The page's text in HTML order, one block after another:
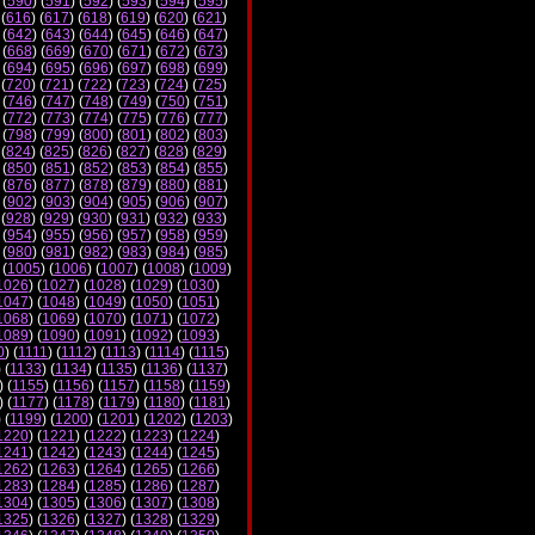
616) (617) (618) (619) (620) (621)
642) (643) (644) (645) (646) (647)
668) (669) (670) (671) (672) (673)
694) (695) (696) (697) (698) (699)
720) (721) (722) (723) (724) (725)
746) (747) (748) (749) (750) (751)
772) (773) (774) (775) (776) (777)
798) (799) (800) (801) (802) (803)
824) (825) (826) (827) (828) (829)
850) (851) (852) (853) (854) (855)
876) (877) (878) (879) (880) (881)
902) (903) (904) (905) (906) (907)
928) (929) (930) (931) (932) (933)
954) (955) (956) (957) (958) (959)
980) (981) (982) (983) (984) (985)
1005) (1006) (1007) (1008) (1009)
) (1027) (1028) (1029) (1030)
) (1048) (1049) (1050) (1051)
) (1069) (1070) (1071) (1072)
) (1090) (1091) (1092) (1093)
) (1111) (1112) (1113) (1114) (1115)
(1133) (1134) (1135) (1136) (1137)
(1155) (1156) (1157) (1158) (1159)
) (1177) (1178) (1179) (1180) (1181)
(1199) (1200) (1201) (1202) (1203)
) (1221) (1222) (1223) (1224)
) (1242) (1243) (1244) (1245)
) (1263) (1264) (1265) (1266)
) (1284) (1285) (1286) (1287)
) (1305) (1306) (1307) (1308)
) (1326) (1327) (1328) (1329)